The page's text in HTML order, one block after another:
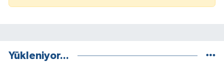
Yükleniyor...